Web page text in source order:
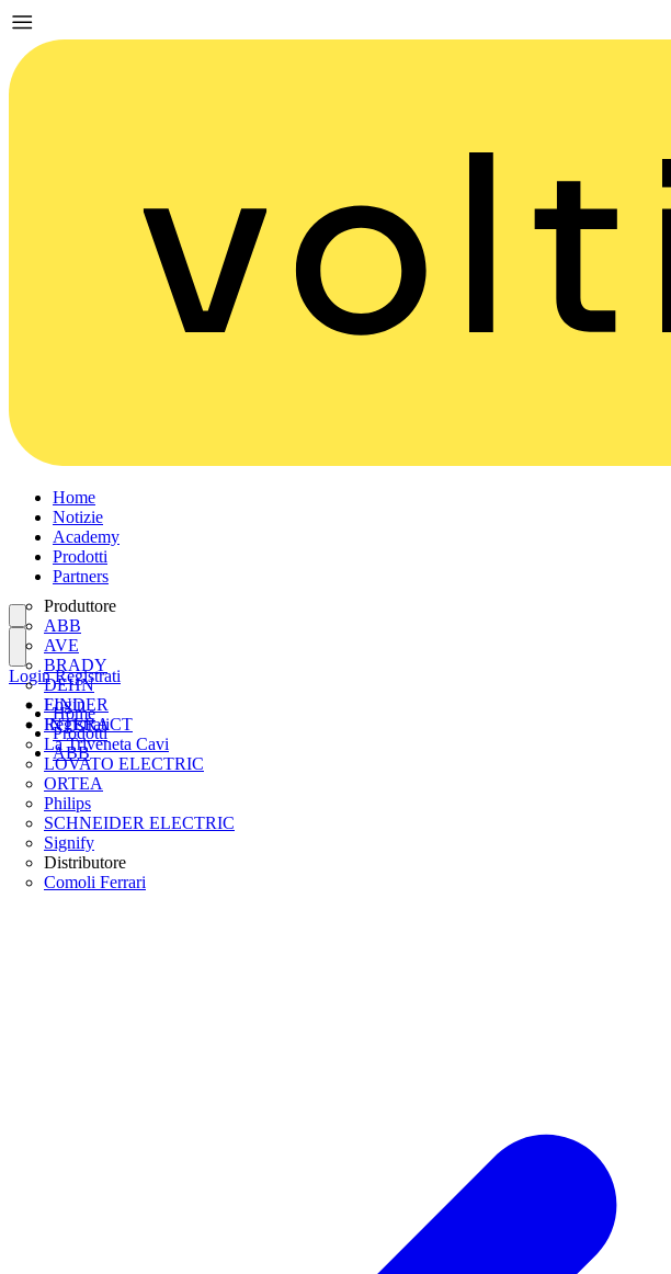
Home
Notizie
Academy
Prodotti
Partners
Produttore
ABB
AVE
BRADY
DEHN
FINDER
INTERACT
La Triveneta Cavi
LOVATO ELECTRIC
ORTEA
Philips
SCHNEIDER ELECTRIC
Signify
Distributore
Comoli Ferrari
Login
Registrati
Login Registrati
Home
Prodotti
ABB